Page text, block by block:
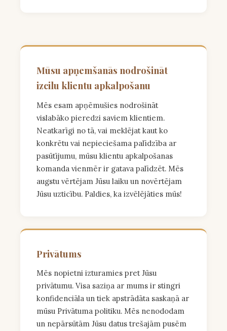
Mūsu apņemšanās nodrošināt
izcilu klientu apkalpošanu
Mēs esam apņēmušies nodrošināt
vislabāko pieredzi saviem klientiem.
Neatkarīgi no tā, vai meklējat kaut ko
konkrētu vai nepieciešama palīdzība ar
pasūtījumu, mūsu klientu apkalpošanas
komanda vienmēr ir gatava palīdzēt. Mēs
augstu vērtējam Jūsu laiku un novērtējam
Jūsu uzticību. Paldies, ka izvēlējāties mūs!
Privātums
Mēs nopietni izturamies pret Jūsu
privātumu. Visa saziņa ar mums ir stingri
konfidenciāla un tiek apstrādāta saskaņā ar
mūsu Privātuma politiku. Mēs nenododam
un nepārsūtām Jūsu datus trešajām pusēm